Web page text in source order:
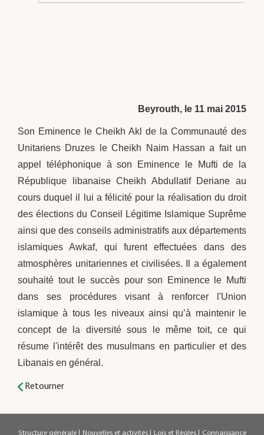
Beyrouth, le 11 mai 2015
Son Eminence le Cheikh Akl de la Communauté des
Unitariens Druzes le Cheikh Naim Hassan a fait un
appel téléphonique à son Eminence le Mufti de la
République libanaise Cheikh Abdullatif Deriane au
cours duquel il lui a félicité pour la réalisation du droit
des élections du Conseil Légitime Islamique Suprême
ainsi que des conseils administratifs aux départements
islamiques Awkaf, qui furent effectuées dans des
atmosphères unitariennes et civilisées. Il a également
souhaité tout le succès pour son Eminence le Mufti
dans ses procédures visant à renforcer l'Union
islamique à tous les niveaux ainsi qu’à maintenir le
concept de la diversité sous le même toit, ce qui
résume l'intérêt des musulmans en particulier et des
Libanais en général.
Retourner